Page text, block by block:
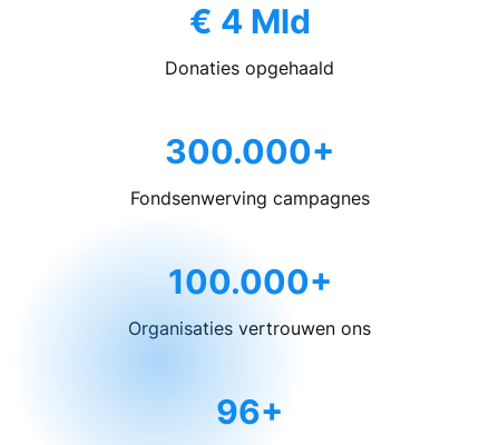
€ 4 Mld
Donaties opgehaald
300.000+
Fondsenwerving campagnes
100.000+
Organisaties vertrouwen ons
96+